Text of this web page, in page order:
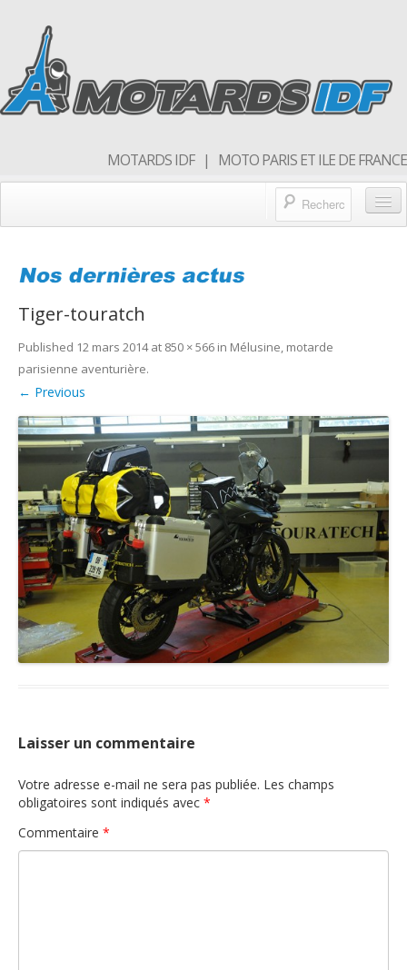
MOTARDS IDF | MOTO PARIS ET ILE DE FRANCE
Forum
Balades & sorties moto
Qui sommes nous
Rejoins nous
Nous contacter
Tiger-touratch
Published 12 mars 2014at 850 × 566 in Mélusine, motarde
parisienne aventurière.
← Previous
Laisser un commentaire
Votre adresse e-mail ne sera pas publiée. Les champs
obligatoires sont indiqués avec *
Commentaire *